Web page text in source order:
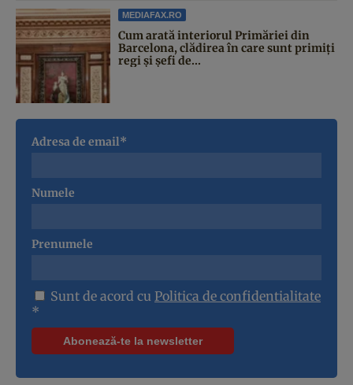
MEDIAFAX.RO
Cum arată interiorul Primăriei din
Barcelona, clădirea în care sunt primiți
regi și șefi de...
Adresa de email*
Numele
Prenumele
Sunt de acord cu Politica de confidentialitate
*